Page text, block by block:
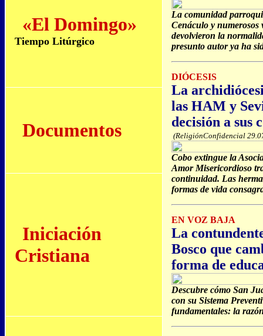
La comunidad
Cenáculo y
devolvieron la
presunto autor ya ha
DIÓCESIS
La
las HAM y
decisión a sus
(ReligiónConfidencial
Cobo extingue la
Amor Misericordioso
continuidad. Las
formas de vida
EN VOZ BAJA
La
Bosco que
forma de
Descubre cómo San
con su Sistema
fundamentales: la
«El Domingo»
Tiempo Litúrgico
Documentos
Iniciación
Cristiana